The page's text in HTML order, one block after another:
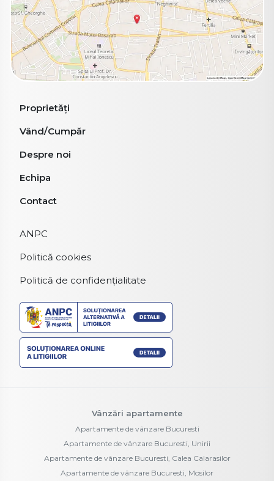
Proprietăți
Vând/Cumpăr
Despre noi
Echipa
Contact
ANPC
Politică cookies
Politică de confidențialitate
Vânzări apartamente
Apartamente de vânzare Bucuresti
Apartamente de vânzare Bucuresti, Unirii
Apartamente de vânzare Bucuresti, Calea Calarasilor
Apartamente de vânzare Bucuresti, Mosilor